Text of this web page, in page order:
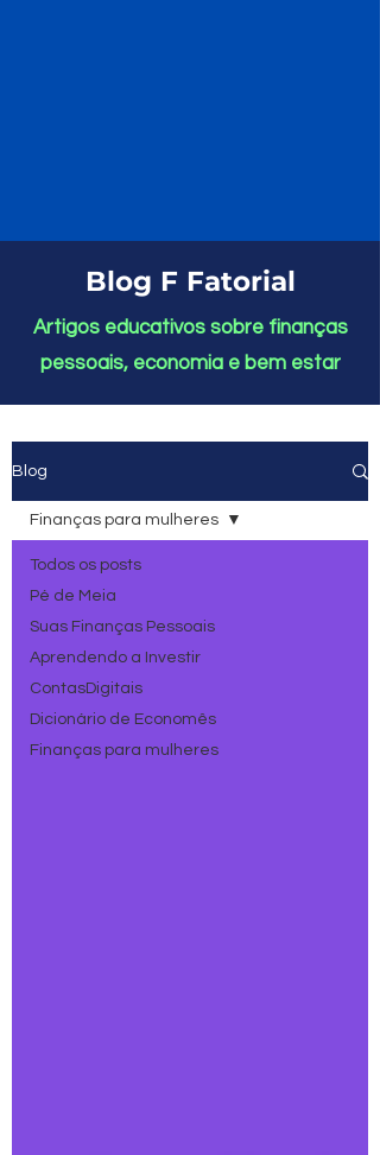
Blog F Fatorial
Artigos educativos sobre finanças
pessoais, economia e bem estar
Blog
Todos os posts
Pé de Meia
Suas Finanças Pessoais
Aprendendo a Investir
ContasDigitais
Dicionário de Economês
Finanças para mulheres
Finanças para mulheres